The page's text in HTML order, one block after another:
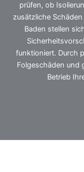
prüfen, ob
zusätzliche
Baden stellen
funktioniert. Durch
Folgeschäden und
Betrieb